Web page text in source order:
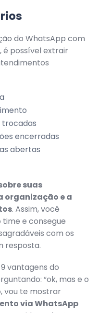
do WhatsApp com
é possível extrair
trocadas
encerradas
abertas
suas
organização e a
. Assim, você
e consegue
com os
resposta.
vantagens do
“ok, mas e o
vou te mostrar
via WhatsApp